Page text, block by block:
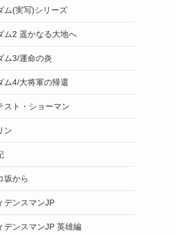
ム(実写)シリーズ
ム2 遥かなる大地へ
ム3/運命の炎
ム4/大将軍の帰還
スト・ショーマン
ン
坂から
デンスマンJP
デンスマンJP 英雄編